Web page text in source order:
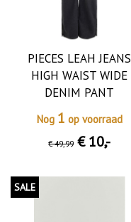
PIECES LEAH JEANS
HIGH WAIST WIDE
DENIM PANT
Nog 1 op voorraad
€ 49,99 € 10,-
SALE